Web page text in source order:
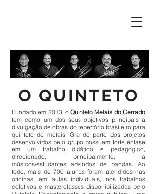
O QUINTETO
Fundado em 2013, oQuinteto Metais do Cerrado
tem como um dos seus objetivos principais a
divulgação de obras do repertório brasileiro para
quinteto de metais. Grande parte dos projetos
desenvolvidos pelo grupo possuem forte ênfase
em um trabalho didático e pedagógico,
direcionado, principalmente, à
músicos/estudantes advindos de bandas. Ao
todo, mais de 700 alunos foram atendidos nas
oficinas, em aulas individuais, nos trabalhos
coletivos e masterclasses disponibilizadas pelo